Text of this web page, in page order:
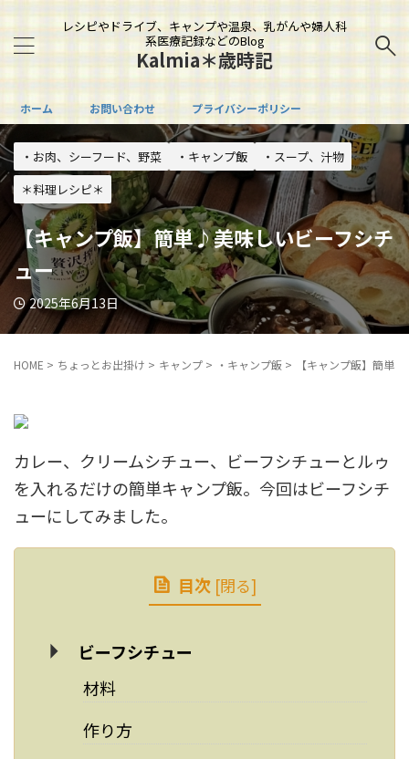
レシピやドライブ、キャンプや温泉、乳がんや婦人科
系医療記録などのBlog
Kalmia＊歳時記
ホーム お問い合わせ プライバシーポリシー
・お肉、シーフード、野菜 ・キャンプ飯
・スープ、汁物
＊料理レシピ＊
【キャンプ飯】簡単♪美味しいビーフシチ
ュー
2025年6月13日
HOME > ちょっとお出掛け > キャンプ > ・キャンプ飯 > 【キャンプ飯】簡単
カレー、クリームシチュー、ビーフシチューとルゥ
を入れるだけの簡単キャンプ飯。今回はビーフシチ
ューにしてみました。
目次 [閉る]
ビーフシチュー
材料
作り方